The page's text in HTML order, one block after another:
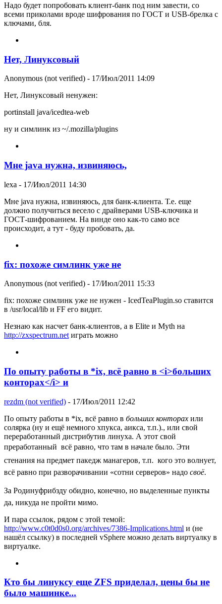
Надо будет попробовать клиент-банк под ним завести, со
всеми приколами вроде шифрования по ГОСТ и USB-брелка с
ключами, бля.
Нет, Линуксовый
Anonymous (not verified) - 17/Июл/2011 14:09
Нет, Линуксовый ненужен:
portinstall java/icedtea-web
ну и симлинк из ~/.mozilla/plugins
Мне java нужна, извиняюсь,
lexa - 17/Июл/2011 14:30
Мне java нужна, извиняюсь, для банк-клиента. Т.е. еще
должно получиться весело с драйверами USB-ключика и
ГОСТ-шифрованием. На винде оно как-то само все
происходит, а тут - буду пробовать, да.
fix: похоже симлинк уже не
Anonymous (not verified) - 17/Июл/2011 15:33
fix: похоже симлинк уже не нужен - IcedTeaPlugin.so ставится
в /usr/local/lib и FF его видит.
Незнаю как насчет банк-клиентов, а в Elite и Myth на
http://zxspectrum.net играть можно
По опыту работы в *ix, всё равно в <i>больших
конторах</i> и
rezdm (not verified) - 17/Июл/2011 12:42
По опыту работы в *ix, всё равно в больших конторах или
солярка (ну и ещё немного хпукса, аикса, т.п.)., или свой
переработанный дистрибутив линуха. А этот свой
преработанный  всё равно, что там в начале было. Эти
стенания на предмет пакедж манагеров, т.п.  кого это волнует,
всё равно при разворачивании «сотни серверов» надо своё.
За Родинуфрибзду обидно, конечно, но выделенные пункты 
да, никуда не пройти мимо.
И пара ссылок, рядом с этой темой:
http://www.c0t0d0s0.org/archives/7386-Implications.html и (не
нашёл ссылку) в последней vSphere можно делать виртуалку в
виртуалке.
Кто бы линуксу еще ZFS приделал, цены бы не
было машинке...